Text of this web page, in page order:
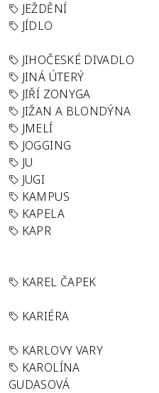
JEŽDĚNÍ
JÍDLO
JIHOČESKÉ DIVADLO
JINÁ ÚTERÝ
JIŘÍ ZONYGA
JIŽAN A BLONDÝNA
JMELÍ
JOGGING
JU
JUGI
KAMPUS
KAPELA
KAPR
KAREL ČAPEK
KARIÉRA
KARLOVY VARY
KAROLÍNA
GUDASOVÁ